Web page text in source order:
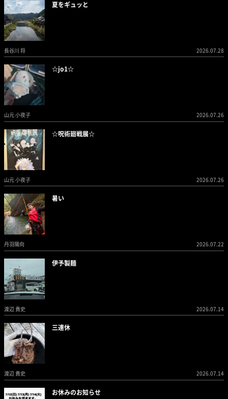
夏をギュッと
長谷川 将 2026.07.28
☆jo1☆
山元 小夜子 2026.07.26
☆呪術廻戦展☆
山元 小夜子 2026.07.26
暑い
丹羽陽向 2026.07.22
伊予製麺
渡辺 貴史 2026.07.14
三連休
渡辺 貴史 2026.07.14
お休みのお知らせ